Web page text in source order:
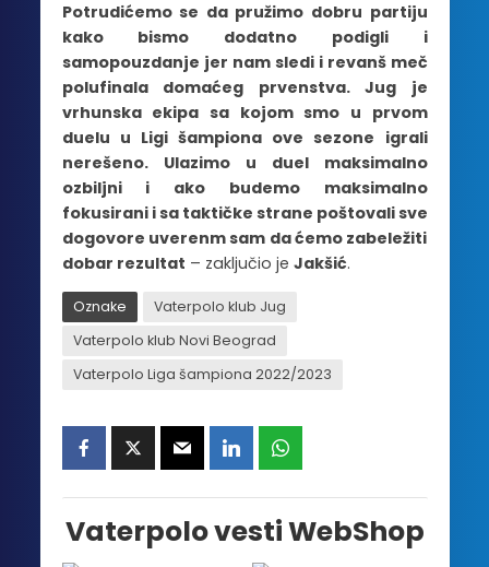
Potrudićemo se da pružimo dobru partiju
kako bismo dodatno podigli i
samopouzdanje jer nam sledi i revanš meč
polufinala domaćeg prvenstva. Jug je
vrhunska ekipa sa kojom smo u prvom
duelu u Ligi šampiona ove sezone igrali
nerešeno. Ulazimo u duel maksimalno
ozbiljni i ako budemo maksimalno
fokusirani i sa taktičke strane poštovali sve
dogovore uverenm sam da ćemo zabeležiti
dobar rezultat – zaključio je Jakšić.
Oznake
Vaterpolo klub Jug
Vaterpolo klub Novi Beograd
Vaterpolo Liga šampiona 2022/2023
Vaterpolo vesti WebShop